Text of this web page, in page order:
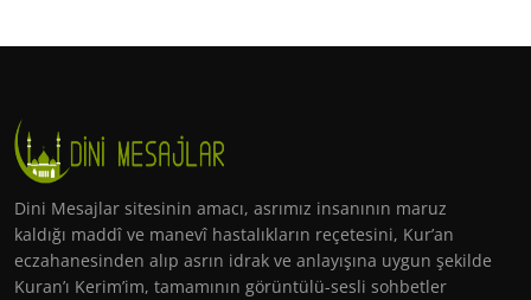
Dini Mesajlar sitesinin amacı, asrımız insanının maruz
kaldığı maddî ve manevî hastalıkların reçetesini, Kur’an
eczahanesinden alıp asrın idrak ve anlayışına uygun şekilde
Kuran’ı Kerim’im, tamamının görüntülü-sesli sohbetler